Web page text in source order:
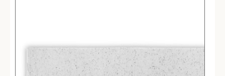
Декоративные подушки
Домашняя одежда